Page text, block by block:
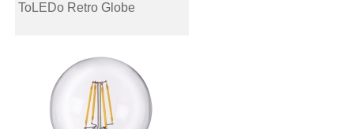
ToLEDo Retro Globe